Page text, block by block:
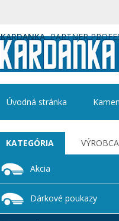
KARDANKA PARTNER
Úvodná stránka
KATEGÓRIA VÝROBCA
Akcia
Dárkové poukazy